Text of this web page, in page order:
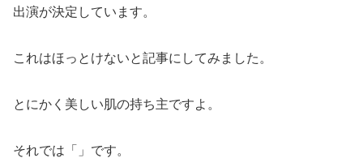
出演が決定しています。
これはほっとけないと記事にしてみました。
とにかく美しい肌の持ち主ですよ。
それでは「」です。